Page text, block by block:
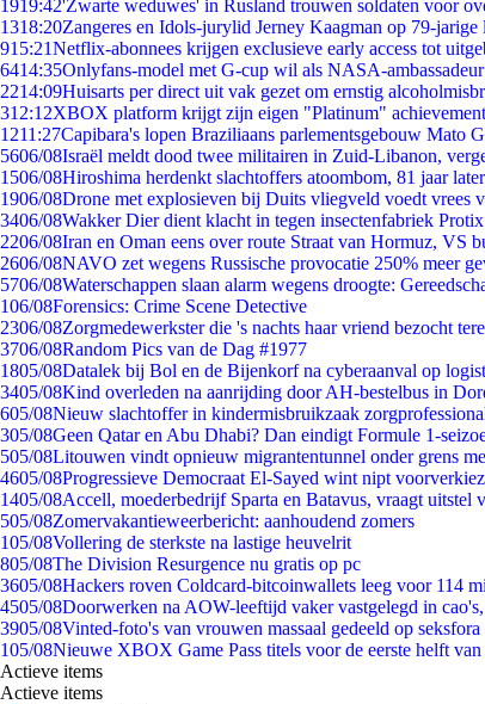
1919:42'Zwarte weduwes' in Rusland trouwen soldaten voor
1318:20Zangeres en Idols-jurylid Jerney Kaagman op 79-jarige
915:21Netflix-abonnees krijgen exclusieve early access tot
6414:35Onlyfans-model met G-cup wil als NASA-ambassadeur
2214:09Huisarts per direct uit vak gezet om ernstig
312:12XBOX platform krijgt zijn eigen "Platinum"
1211:27Capibara's lopen Braziliaans parlementsgebouw Mato
5606/08Israël meldt dood twee militairen in Zuid-Libanon,
1506/08Hiroshima herdenkt slachtoffers atoombom, 81 jaar later
1906/08Drone met explosieven bij Duits vliegveld voedt vrees
3406/08Wakker Dier dient klacht in tegen insectenfabriek
2206/08Iran en Oman eens over route Straat van Hormuz, VS
2606/08NAVO zet wegens Russische provocatie 250% meer
5706/08Waterschappen slaan alarm wegens droogte:
106/08Forensics: Crime Scene Detective
2306/08Zorgmedewerkster die 's nachts haar vriend bezocht
3706/08Random Pics van de Dag #1977
1805/08Datalek bij Bol en de Bijenkorf na cyberaanval op
3405/08Kind overleden na aanrijding door AH-bestelbus in
605/08Nieuw slachtoffer in kindermisbruikzaak
305/08Geen Qatar en Abu Dhabi? Dan eindigt Formule 1-
505/08Litouwen vindt opnieuw migrantentunnel onder grens
4605/08Progressieve Democraat El-Sayed wint nipt
1405/08Accell, moederbedrijf Sparta en Batavus, vraagt uitstel
505/08Zomervakantieweerbericht: aanhoudend zomers
105/08Vollering de sterkste na lastige heuvelrit
805/08The Division Resurgence nu gratis op pc
3605/08Hackers roven Coldcard-bitcoinwallets leeg voor 114
4505/08Doorwerken na AOW-leeftijd vaker vastgelegd in
3905/08Vinted-foto's van vrouwen massaal gedeeld op seksfora
105/08Nieuwe XBOX Game Pass titels voor de eerste helft van
Actieve items
Actieve items